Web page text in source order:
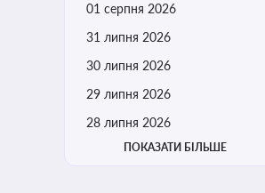
01 серпня 2026
31 липня 2026
30 липня 2026
29 липня 2026
28 липня 2026
ПОКАЗАТИ БІЛЬШЕ